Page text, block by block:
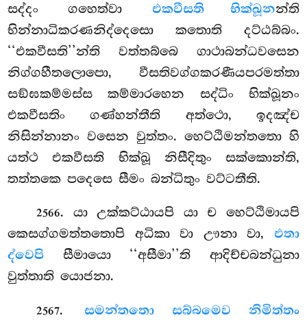
සද්දං ගහෙත්වා එකවීසති භික්ඛූනන්ති
භින්නාධිකරණනිද්දෙසො කතොති දට්ඨබ්බං.
‘‘එකවීසති’’න්ති වත්තබ්බෙ ගාථාබන්ධවසෙන
නිග්ගහීතලොපො, වීසතිවග්ගකරණීයපරමත්තා
සඞ්ඝකම්මස්ස කම්මාරහෙන සද්ධිං භික්ඛූනං
එකවීසතිං ගණ්හන්තීති අත්ථො, ඉදඤ්ච
නිසින්නානං වසෙන වුත්තං. හෙට්ඨිමන්තතො හි
යත්ථ එකවීසති භික්ඛූ නිසීදිතුං සක්කොන්ති,
තත්තකෙ පදෙසෙ සීමං බන්ධිතුං වට්ටතීති.
2566. යා උක්කට්ඨායපි යා ච හෙට්ඨිමායපි
කෙසග්ගමත්තතොපි අධිකා වා ඌනා වා, එතා
ද්වෙපි සීමායො ‘‘අසීමා’’ති ආදිච්චබන්ධුනා
වුත්තාති යොජනා.
2567. සමන්තතො සබ්බමෙව නිමිත්තං